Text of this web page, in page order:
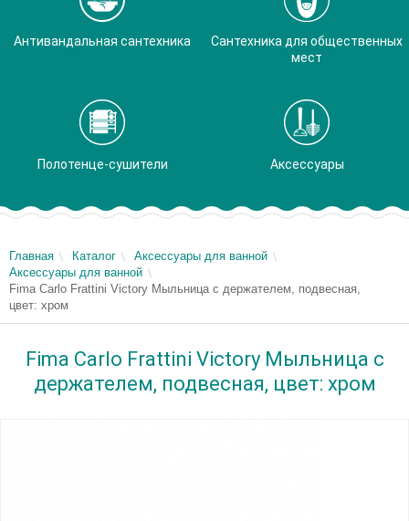
Антивандальная сантехника
Сантехника для общественных
мест
Полотенце-сушители Аксессуары
Главная Каталог
Аксессуары для ванной
Аксессуары для ванной
Fima Carlo Frattini Victory Мыльница с держателем, подвесная,
цвет: хром
Fima Carlo Frattini Victory Мыльница с
держателем, подвесная, цвет: хром